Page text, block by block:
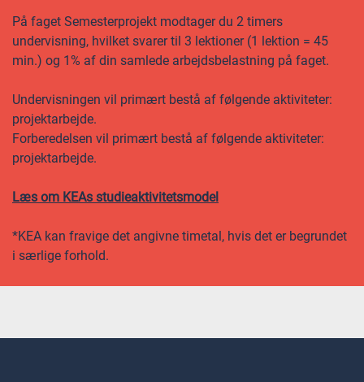
På faget Semesterprojekt modtager du 2 timers
undervisning, hvilket svarer til 3 lektioner (1 lektion = 45
min.) og 1% af din samlede arbejdsbelastning på faget.
Undervisningen vil primært bestå af følgende aktiviteter:
projektarbejde.
Forberedelsen vil primært bestå af følgende aktiviteter:
projektarbejde.
Læs om KEAs studieaktivitetsmodel
*KEA kan fravige det angivne timetal, hvis det er begrundet
i særlige forhold.